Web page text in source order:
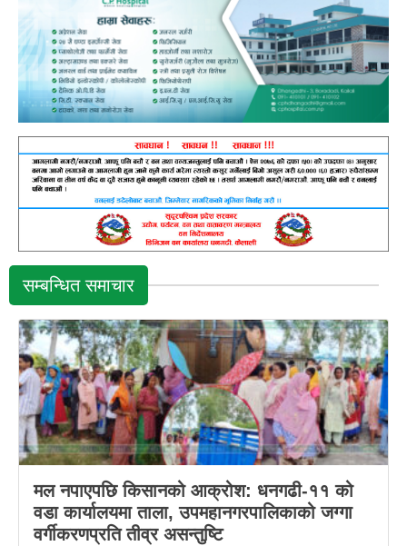
सम्बन्धित समाचार
मल नपाएपछि किसानको आक्रोश: धनगढी-११ को
वडा कार्यालयमा ताला, उपमहानगरपालिकाको जग्गा
वर्गीकरणप्रति तीव्र असन्तुष्टि